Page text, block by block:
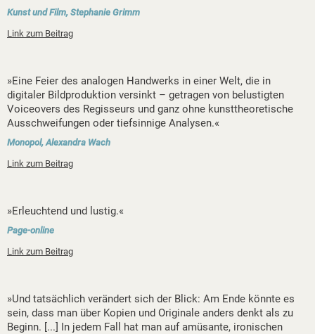
Kunst und Film, Stephanie Grimm
Link zum Beitrag
»Eine Feier des analogen Handwerks in einer Welt, die in
digitaler Bildproduktion versinkt – getragen von belustigten
Voiceovers des Regisseurs und ganz ohne kunsttheoretische
Ausschweifungen oder tiefsinnige Analysen.«
Monopol, Alexandra Wach
Link zum Beitrag
»Erleuchtend und lustig.«
Page-online
Link zum Beitrag
»Und tatsächlich verändert sich der Blick: Am Ende könnte es
sein, dass man über Kopien und Originale anders denkt als zu
Beginn. [...] In jedem Fall hat man auf amüsante, ironischen